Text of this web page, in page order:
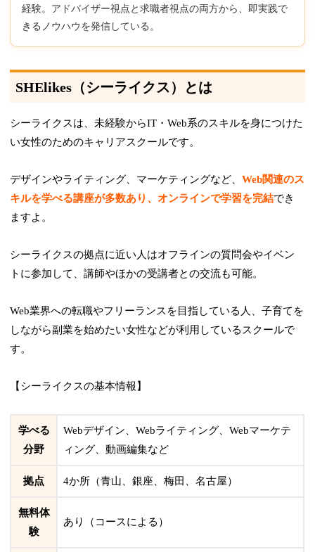
経験。アドバイザー視点と求職者視点の両方から、即実践で
きるノウハウを発信している。
SHElikes（シーライクス）とは
シーライクスは、未経験からIT・Web系のスキルを身につけた
い女性のためのキャリアスクールです。
デザインやライティング、マーケティングなど、Web関連のス
キルを学べる講座が多数あり、オンラインで学習を完結でき
ますよ。
シーライクスの拠点に近い人はオフラインの質問会やイベン
トに参加して、講師やほかの受講者との交流も可能。
Web業界への転職やフリーランスを目指している人、子育てを
しながら副業を始めたい女性などが利用しているスクールで
す。
【シーライクスの基本情報】
学べる
分野
Webデザイン、Webライティング、Webマーケテ
ィング、動画編集など
拠点 4か所（青山、銀座、梅田、名古屋）
無料体
験
あり（コースによる）